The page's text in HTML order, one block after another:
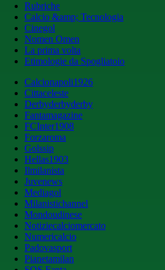
Rubriche
Calcio &amp; Tecnologia
Cinegol
Nomen Omen
La prima volta
Etimologie da Spogliatoio
Calcionapoli1926
Cittaceleste
Derbyderbyderby
Fantamagazine
FCInter1908
Forzaroma
Golssip
Hellas1903
Ilmilanista
Juvenews
Mediagol
Milanistichannel
Mondoudinese
Notiziecalciomercato
Numericalcio
Padovasport
Pianetamilan